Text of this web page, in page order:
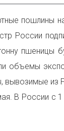
пошлины
России
пшеницы
объемы
вывозимые из
В России с